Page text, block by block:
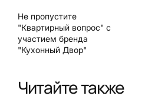
Не пропустите
"Квартирный вопрос" с
участием бренда
"Кухонный Двор"
Читайте также